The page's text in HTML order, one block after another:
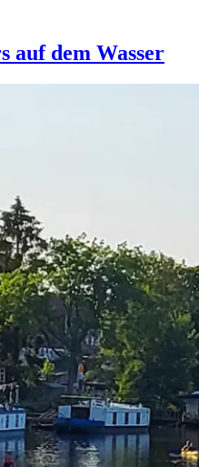
auf dem Wasser